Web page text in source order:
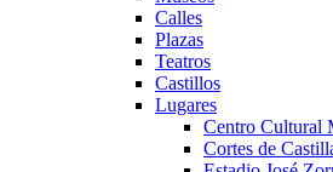
Calles
Plazas
Teatros
Castillos
Lugares
Centro Cultural
Cortes de